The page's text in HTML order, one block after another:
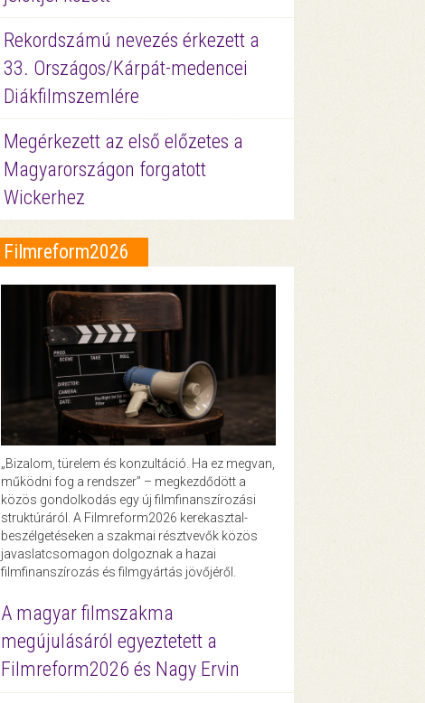
Rekordszámú nevezés érkezett a
33. Országos/Kárpát-medencei
Diákfilmszemlére
Megérkezett az első előzetes a
Magyarországon forgatott
Wickerhez
Filmreform2026
„Bizalom, türelem és konzultáció. Ha ez megvan,
működni fog a rendszer” – megkezdődött a
közös gondolkodás egy új filmfinanszírozási
struktúráról. A Filmreform2026 kerekasztal-
beszélgetéseken a szakmai résztvevők közös
javaslatcsomagon dolgoznak a hazai
filmfinanszírozás és filmgyártás jövőjéről.
A magyar filmszakma
megújulásáról egyeztetett a
Filmreform2026 és Nagy Ervin